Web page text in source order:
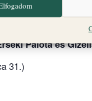
várséták a
a Szent György
Palota és
31.)